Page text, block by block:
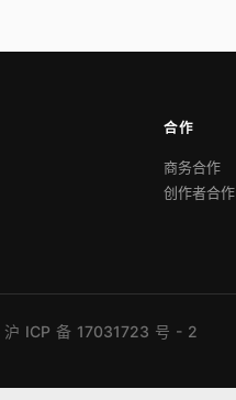
合作
商务合作
创作者合作
沪 ICP 备 17031723 号 - 2